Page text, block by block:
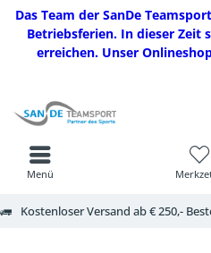
Das Team der SanDe
Betriebsferien. In dieser Zeit
erreichen. Unser
Kostenloser Versand ab € 250,-
Menü